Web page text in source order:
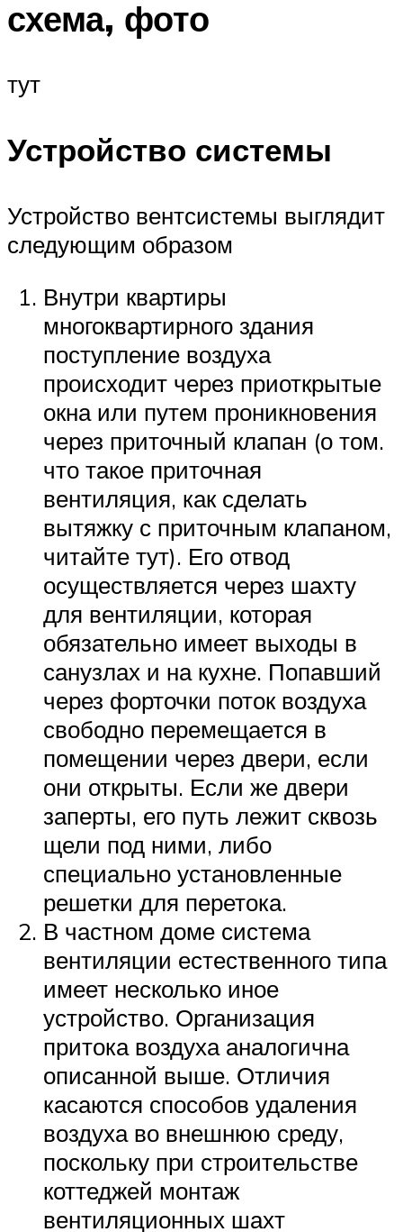
схема, фото
тут
Устройство системы
Устройство вентсистемы выглядит
следующим образом
Внутри квартиры
многоквартирного здания
поступление воздуха
происходит через приоткрытые
окна или путем проникновения
через приточный клапан (о том.
что такое приточная
вентиляция, как сделать
вытяжку с приточным клапаном,
читайте тут). Его отвод
осуществляется через шахту
для вентиляции, которая
обязательно имеет выходы в
санузлах и на кухне. Попавший
через форточки поток воздуха
свободно перемещается в
помещении через двери, если
они открыты. Если же двери
заперты, его путь лежит сквозь
щели под ними, либо
специально установленные
решетки для перетока.
В частном доме система
вентиляции естественного типа
имеет несколько иное
устройство. Организация
притока воздуха аналогична
описанной выше. Отличия
касаются способов удаления
воздуха во внешнюю среду,
поскольку при строительстве
коттеджей монтаж
вентиляционных шахт